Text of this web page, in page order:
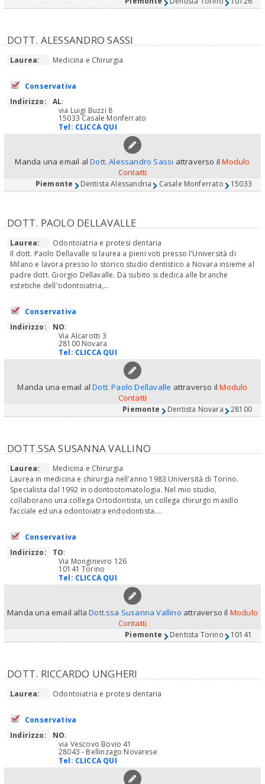
DOTT. ALESSANDRO SASSI
Laurea: Medicina e Chirurgia
Conservativa
Indirizzo:
AL:
via Luigi Buzzi 8
15033 Casale Monferrato
Tel: CLICCA QUI
Manda una email alDott. Alessandro Sassi attraverso ilModulo
Contatti
Piemonte Dentista Alessandria Casale Monferrato 15033
DOTT. PAOLO DELLAVALLE
Laurea:
Odontoiatria e protesi dentaria
Il dott. Paolo Dellavalle si laurea a pieni voti presso l'Università di
Milano e lavora presso lo storico studio dentistico a Novara insieme al
padre dott. Giorgio Dellavalle. Da subito si dedica alle branche
estetiche dell'odontoiatria,...
Conservativa
Indirizzo:
NO:
Via Alcarotti 3
28100 Novara
Tel: CLICCA QUI
Manda una email alDott. Paolo Dellavalle attraverso ilModulo
Contatti
Piemonte Dentista Novara 28100
DOTT.SSA SUSANNA VALLINO
Laurea:
Medicina e Chirurgia
Laurea in medicina e chirurgia nell'anno 1983 Università di Torino.
Specialista dal 1992 in odontostomatologia. Nel mio studio,
collaborano una collega Ortodontista, un collega chirurgo maxillo
facciale ed una odontoiatra endodontista....
Conservativa
Indirizzo:
TO:
Via Monginevro 126
10141 Torino
Tel: CLICCA QUI
Manda una email allaDott.ssa Susanna Vallino attraverso il Modulo
Contatti
Piemonte Dentista Torino 10141
DOTT. RICCARDO UNGHERI
Laurea: Odontoiatria e protesi dentaria
Conservativa
Indirizzo:
NO:
via Vescovo Bovio 41
28043 - Bellinzago Novarese
Tel: CLICCA QUI